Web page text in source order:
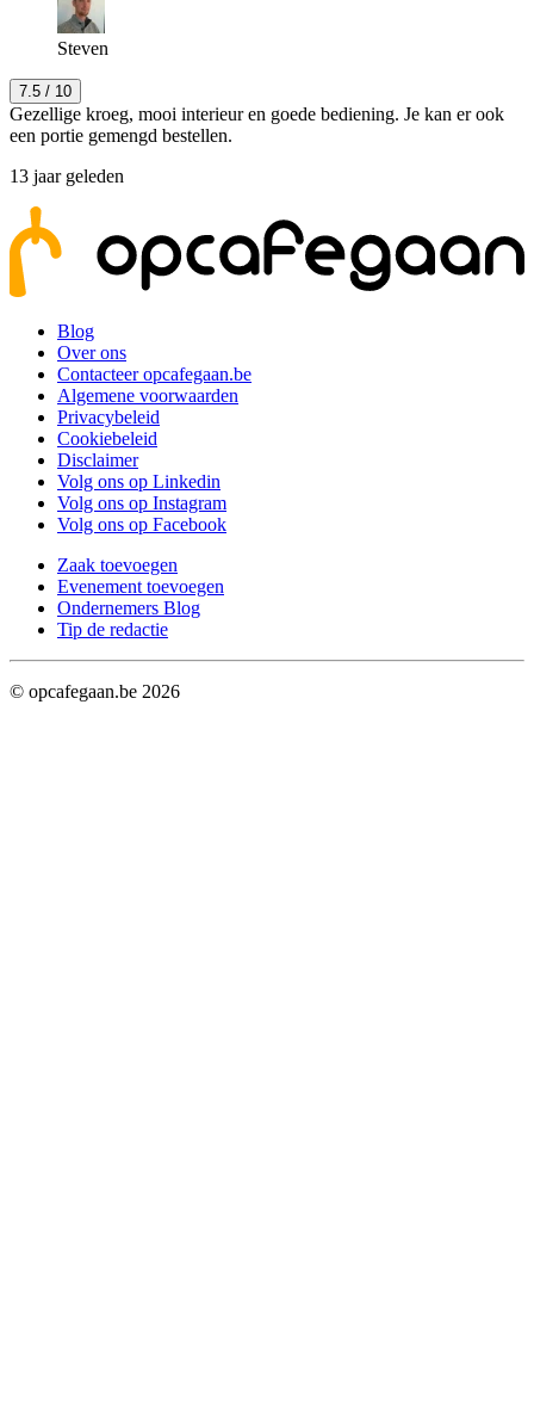
Steven
7.5 / 10
Gezellige kroeg, mooi interieur en goede bediening. Je kan er ook
een portie gemengd bestellen.
13 jaar geleden
Blog
Over ons
Contacteer opcafegaan.be
Algemene voorwaarden
Privacybeleid
Cookiebeleid
Disclaimer
Volg ons op Linkedin
Volg ons op Instagram
Volg ons op Facebook
Zaak toevoegen
Evenement toevoegen
Ondernemers Blog
Tip de redactie
© opcafegaan.be 2026